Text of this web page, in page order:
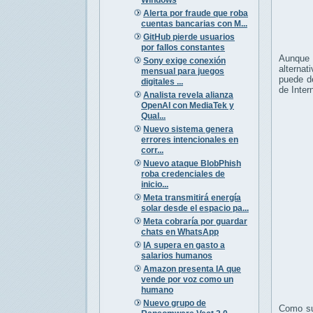
Alerta por fraude que roba
cuentas bancarias con M...
GitHub pierde usuarios
por fallos constantes
Sony exige conexión
mensual para juegos
digitales ...
Analista revela alianza
OpenAI con MediaTek y
Qual...
Nuevo sistema genera
errores intencionales en
corr...
Nuevo ataque BlobPhish
roba credenciales de
inicio...
Meta transmitirá energía
solar desde el espacio pa...
Meta cobraría por guardar
chats en WhatsApp
IA supera en gasto a
salarios humanos
Amazon presenta IA que
vende por voz como un
humano
Nuevo grupo de
puede
de
Como